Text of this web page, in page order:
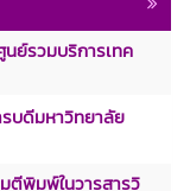
ย์รวมบริการเทค
บดีมหาวิทยาลัย
ตีพิมพ์ในวารสารวิ